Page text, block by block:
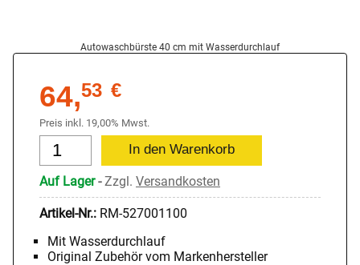
Autowaschbürste 40 cm mit Wasserdurchlauf
64,53 €
Preis inkl. 19,00% Mwst.
Auf Lager-Zzgl. Versandkosten
Artikel-Nr.: RM-527001100
Mit Wasserdurchlauf
Original Zubehör vom Markenhersteller